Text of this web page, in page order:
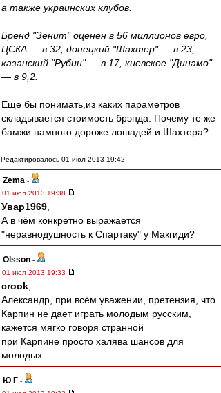
а также украинских клубов.
Бренд "Зенит" оценен в 56 миллионов евро,
ЦСКА — в 32, донецкий "Шахтер" — в 23,
казанский "Рубин" — в 17, киевское "Динамо"
— в 9,2.
Еще бы понимать,из каких параметров
складывается стоимость брэнда. Почему те же
бамжи намного дороже лошадей и Шахтера?
Редактировалось 01 июл 2013 19:42
Zema -
01 июл 2013 19:38
Увар1969
А в чём конкретно выражается
"неравнодушность к Спартаку" у Макгиди?
Olsson -
01 июл 2013 19:33
crook
Александр, при всём уважении, претензия, что
Карпин не даёт играть молодым русским,
кажется мягко говоря странной
при Карпине просто халява шансов для
молодых
Ю Г -